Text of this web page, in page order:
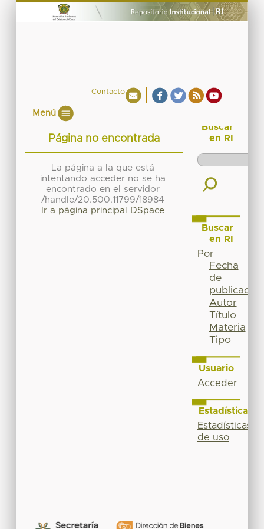
Contacto
Menú
Página no encontrada
La página a la que está
intentando acceder no se ha
encontrado en el servidor
/handle/20.500.11799/18984
Ir a página principal DSpace
Buscar
en RI
Buscar
en RI
Por
Fecha
de
publicación
Autor
Título
Materia
Tipo
Usuario
Acceder
Estadísticas
Estadísticas
de uso